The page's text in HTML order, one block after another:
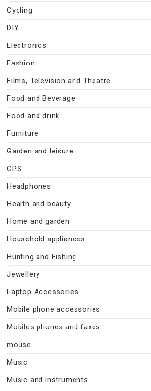
Cycling
DIY
Electronics
Fashion
Films, Television and Theatre
Food and Beverage
Food and drink
Furniture
Garden and leisure
GPS
Headphones
Health and beauty
Home and garden
Household appliances
Hunting and Fishing
Jewellery
Laptop Accessories
Mobile phone accessories
Mobiles phones and faxes
mouse
Music
Music and instruments